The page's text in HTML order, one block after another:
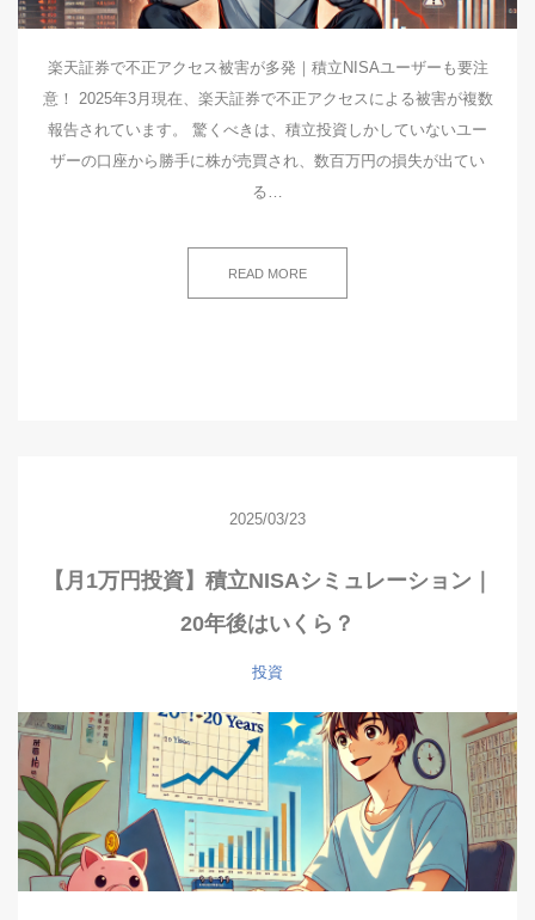
楽天証券で不正アクセス被害が多発｜積立NISAユーザーも要注
意！ 2025年3月現在、楽天証券で不正アクセスによる被害が複数
報告されています。 驚くべきは、積立投資しかしていないユー
ザーの口座から勝手に株が売買され、数百万円の損失が出てい
る…
READ MORE
2025/03/23
【月1万円投資】積立NISAシミュレーション｜
20年後はいくら？
投資